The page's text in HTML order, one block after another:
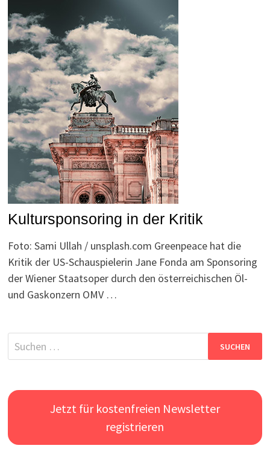
Kultursponsoring in der Kritik
Foto: Sami Ullah / unsplash.com Greenpeace hat die
Kritik der US-Schauspielerin Jane Fonda am Sponsoring
der Wiener Staatsoper durch den österreichischen Öl-
und Gaskonzern OMV …
Suchen
nach:
Jetzt für kostenfreien Newsletter
registrieren